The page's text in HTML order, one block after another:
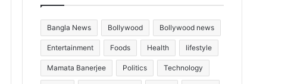
Bangla News Bollywood Bollywood news
Entertainment Foods Health lifestyle
Mamata Banerjee Politics Technology